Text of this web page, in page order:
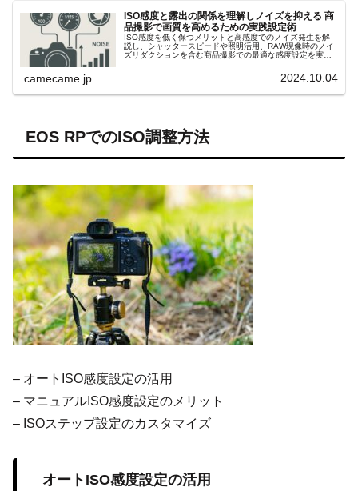
ISO感度と露出の関係を理解しノイズを抑える 商
品撮影で画質を高めるための実践設定術
ISO感度を低く保つメリットと高感度でのノイズ発生を解
説し、シャッタースピードや照明活用、RAW現像時のノイ
ズリダクションを含む商品撮影での最適な感度設定を実践
camecame.jp 2024.10.04
EOS RPでのISO調整方法
– オートISO感度設定の活用
– マニュアルISO感度設定のメリット
– ISOステップ設定のカスタマイズ
オートISO感度設定の活用